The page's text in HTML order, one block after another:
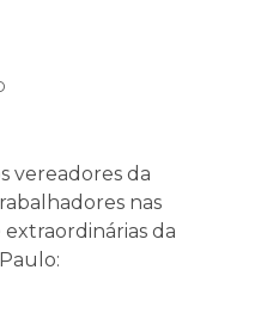
vereadores da
nas
da